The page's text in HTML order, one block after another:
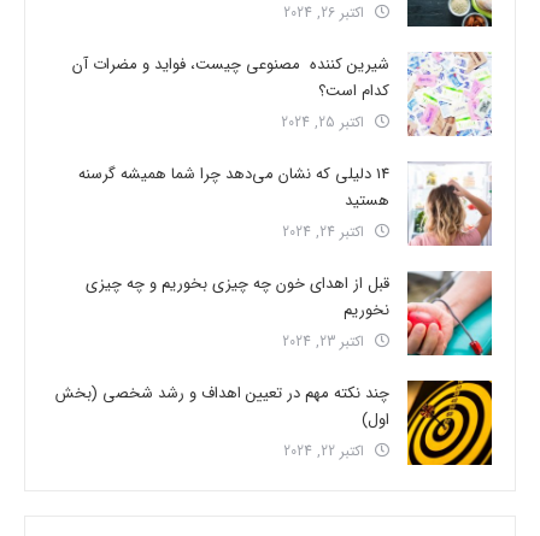
اکتبر 26, 2024
شیرین کننده مصنوعی چیست، فواید و مضرات آن
کدام است؟
اکتبر 25, 2024
14 دلیلی که نشان می‌دهد چرا شما همیشه گرسنه
هستید
اکتبر 24, 2024
قبل از اهدای خون چه چیزی بخوریم و چه چیزی
نخوریم
اکتبر 23, 2024
چند نکته مهم در تعیین اهداف و رشد شخصی (بخش
اول)
اکتبر 22, 2024